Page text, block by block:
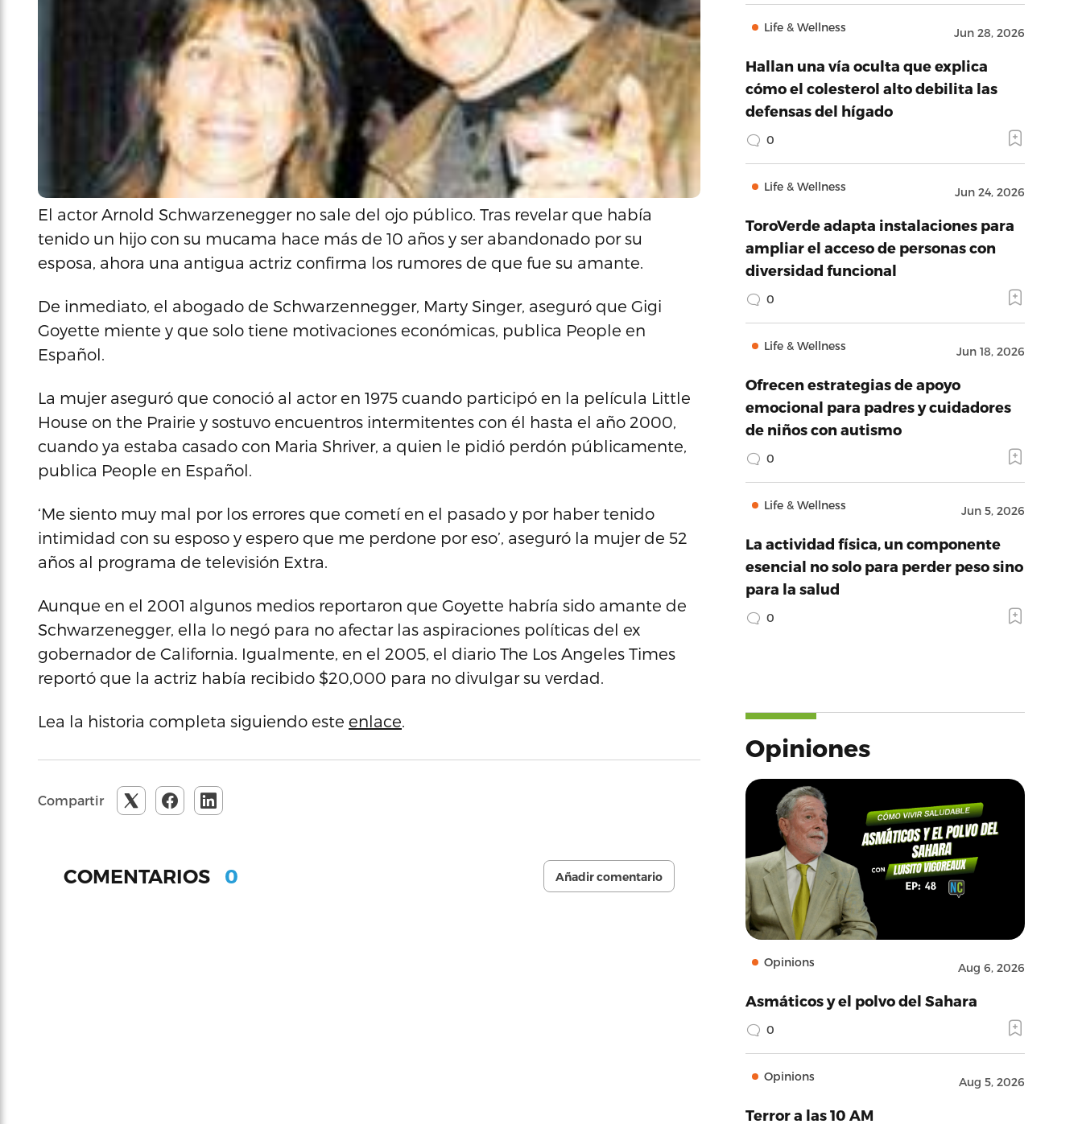
El actor Arnold Schwarzenegger no sale del ojo público. Tras revelar que había
tenido un hijo con su mucama hace más de 10 años y ser abandonado por su
esposa, ahora una antigua actriz confirma los rumores de que fue su amante.
De inmediato, el abogado de Schwarzennegger, Marty Singer, aseguró que Gigi
Goyette miente y que solo tiene motivaciones económicas, publica People en
Español.
La mujer aseguró que conoció al actor en 1975 cuando participó en la película Little
House on the Prairie y sostuvo encuentros intermitentes con él hasta el año 2000,
cuando ya estaba casado con Maria Shriver, a quien le pidió perdón públicamente,
publica People en Español.
‘Me siento muy mal por los errores que cometí en el pasado y por haber tenido
intimidad con su esposo y espero que me perdone por eso’, aseguró la mujer de 52
años al programa de televisión Extra.
Aunque en el 2001 algunos medios reportaron que Goyette habría sido amante de
Schwarzenegger, ella lo negó para no afectar las aspiraciones políticas del ex
gobernador de California. Igualmente, en el 2005, el diario The Los Angeles Times
reportó que la actriz había recibido $20,000 para no divulgar su verdad.
Lea la historia completa siguiendo este enlace.
Compartir
COMENTARIOS 0 Añadir comentario
Life & Wellness Jun 28, 2026
Hallan una vía oculta que explica
cómo el colesterol alto debilita las
defensas del hígado
0
Life & Wellness Jun 24, 2026
ToroVerde adapta instalaciones para
ampliar el acceso de personas con
diversidad funcional
0
Life & Wellness Jun 18, 2026
Ofrecen estrategias de apoyo
emocional para padres y cuidadores
de niños con autismo
0
Life & Wellness Jun 5, 2026
La actividad física, un componente
esencial no solo para perder peso sino
para la salud
0
Opiniones
Opinions Aug 6, 2026
Asmáticos y el polvo del Sahara
0
Opinions Aug 5, 2026
Terror a las 10 AM